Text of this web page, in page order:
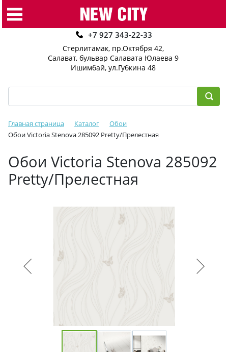
+7 927 343-22-33
Стерлитамак, пр.Октября 42,
Салават, бульвар Салавата Юлаева 9
Ишимбай, ул.Губкина 48
Главная страница Каталог
Обои
Обои Victoria Stenova 285092 Pretty/Прелестная
Обои Victoria Stenova 285092
Pretty/Прелестная